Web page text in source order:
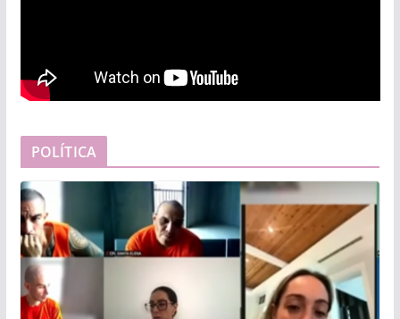
POLÍTICA